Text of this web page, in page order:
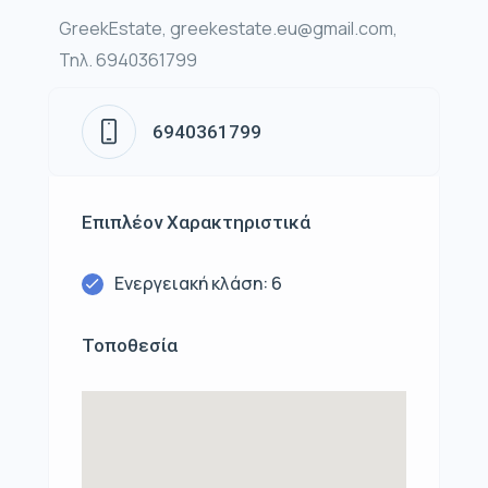
GreekEstate, greekestate.eu@gmail.com,
Τηλ. 6940361799
6940361799
Επιπλέον Χαρακτηριστικά
Ενεργειακή κλάση: 6
Τοποθεσία